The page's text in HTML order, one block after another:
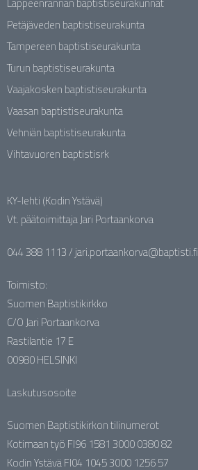
Lappeenrannan baptistiseurakunnat
Petäjäveden baptistiseurakunta
Tampereen baptistiseurakunta
Turun baptistiseurakunta
Vaajakosken baptistiseurakunta
Vaasan baptistiseurakunta
Vehniän baptistiseurakunta
Vihtavuoren baptistisrk
KY-lehti (Kodin Ystävä)
Vt. päätoimittaja Jari Portaankorva
044 388 1113 / jari.portaankorva@baptisti.fi
Toimisto:
Suomen Baptistikirkko
C/O Jari Portaankorva
Rastilantie 17 E
00980 HELSINKI
Laskutusosoite
Suomen Baptistikirkon tilinumerot
Kotimaan työ FI96 1581 3000 0380 82
Kodin Ystävä FI04 1045 3000 1256 57